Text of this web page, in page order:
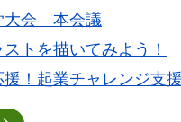
大会 本会議
トを描いてみよう！
！起業チャレンジ支